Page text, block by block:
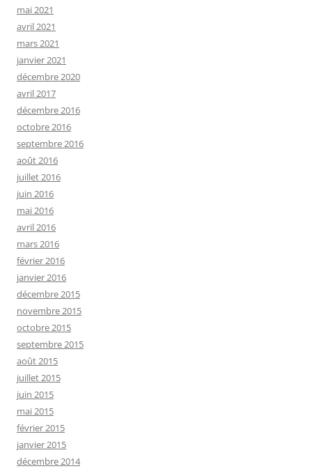
mai 2021
avril 2021
mars 2021
janvier 2021
décembre 2020
avril 2017
décembre 2016
octobre 2016
septembre 2016
août 2016
juillet 2016
juin 2016
mai 2016
avril 2016
mars 2016
février 2016
janvier 2016
décembre 2015
novembre 2015
octobre 2015
septembre 2015
août 2015
juillet 2015
juin 2015
mai 2015
février 2015
janvier 2015
décembre 2014